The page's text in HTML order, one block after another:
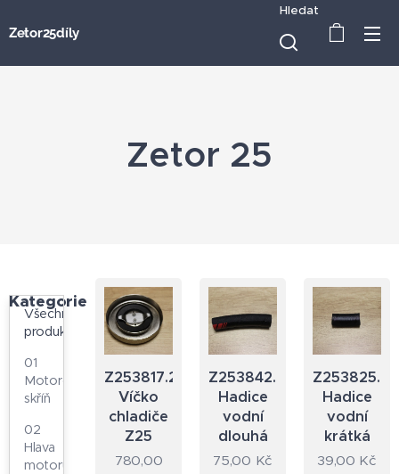
Zetor25díly
Hledat
Zetor 25
Kategorie
Všechny
produkty
01
Motorová
skříň
02
Hlava
motoru
Z253817.23
Víčko
chladiče
Z25
780,00
Z253842.23
Hadice
vodní
dlouhá
75,00 Kč
Z253825.23
Hadice
vodní
krátká
39,00 Kč